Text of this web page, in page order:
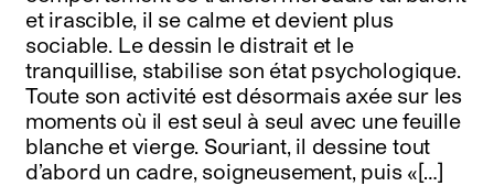
et irascible, il se calme et devient plus
sociable. Le dessin le distrait et le
tranquillise, stabilise son état psychologique.
Toute son activité est désormais axée sur les
moments où il est seul à seul avec une feuille
blanche et vierge. Souriant, il dessine tout
d’abord un cadre, soigneusement, puis «[…]